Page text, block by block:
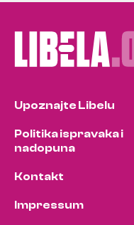
Upoznajte Libelu
Politika ispravaka i
nadopuna
Kontakt
Impressum